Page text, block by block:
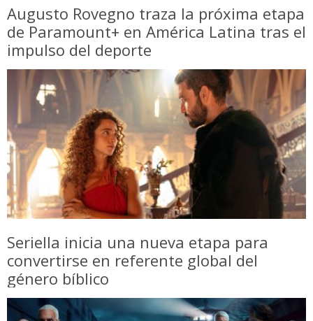
Augusto Rovegno traza la próxima etapa
de Paramount+ en América Latina tras el
impulso del deporte
Seriella inicia una nueva etapa para
convertirse en referente global del
género bíblico